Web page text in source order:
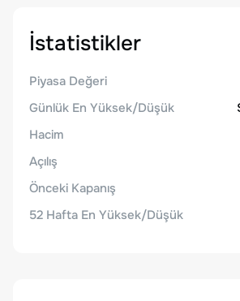
İstatistikler
Piyasa Değeri
Günlük En Yüksek/Düşük
Hacim
Açılış
Önceki Kapanış
52 Hafta En Yüksek/Düşük